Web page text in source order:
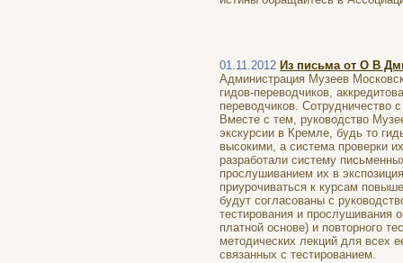
01.11.2012 Из письма от О В
Администрация Музеев
гидов-переводчиков,
переводчиков. Сотрудничество
Вместе с тем, руководство
экскурсии в Кремле, будь то
высокими, а система проверки
разработали систему
прослушиванием их в
приурочиваться к курсам
будут согласованы с
тестирования и прослушивания
платной основе) и повторного
методических лекций для всех
связанных с тестированием.